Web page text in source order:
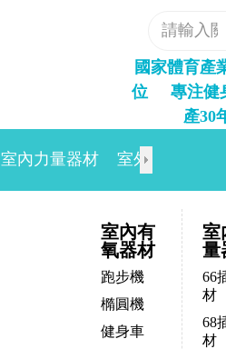
國家體育產
位 專注健
產30
室內力量器材 室外路徑
室內有
氧器材
跑步機
橢圓機
健身車
室
量
66
材
68
材